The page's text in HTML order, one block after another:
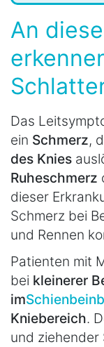
An
Das
ein Schmerz,
des Knies
Ruheschmerz
dieser
Schmerz bei
und Rennen
Patienten mit
bei kleinerer
im
Kniebereich.
und ziehender